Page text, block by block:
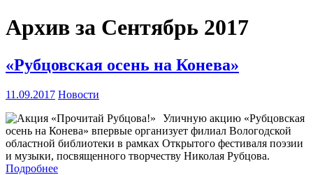
Архив за Сентябрь 2017
«Рубцовская осень на Конева»
11.09.2017 Новости
Уличную акцию «Рубцовская
осень на Конева» впервые организует филиал Вологодской
областной библиотеки в рамках Открытого фестиваля поэзии
и музыки, посвященного творчеству Николая Рубцова.
Подробнее